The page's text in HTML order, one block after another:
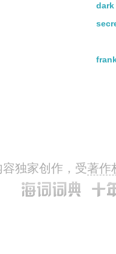
dark
容独家创作，受著作